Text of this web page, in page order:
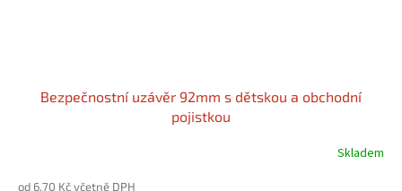
Bezpečnostní uzávěr 92mm s dětskou a obchodní
pojistkou
Skladem
od 6,70 Kč včetně DPH